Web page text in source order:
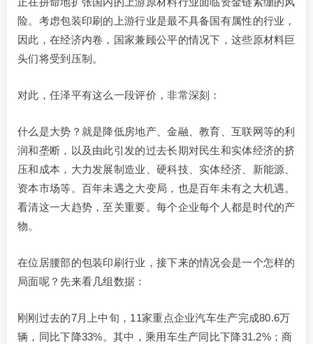
险。考虑包装印刷的上游行业是最不具备国有属性的行业，
因此，在经济内卷，国家兼顾公平的情况下，这些原材料巨
头们将受到压制。
对此，任泽平有这么一段评价，非常深刻：
什么是大势？就是降低房地产、金融、教育、互联网等的利
润和垄断，以及由此引发的过去长期对民生和实体经济的挤
压和成本，大力发展制造业、硬科技、实体经济、新能源、
资本市场等。百年未遇之大变局，也是百年未有之大机遇。
看清这一大趋势，至关重要。每个企业每个人都是时代的产
物。
在位居腰部的包装印刷行业，接下来的情况会是一个怎样的
局面呢？先来看几组数据：
刚刚过去的7月上中旬，11家重点企业汽车生产完成80.6万
辆，同比下降33%。其中，乘用车生产同比下降31.2%；商